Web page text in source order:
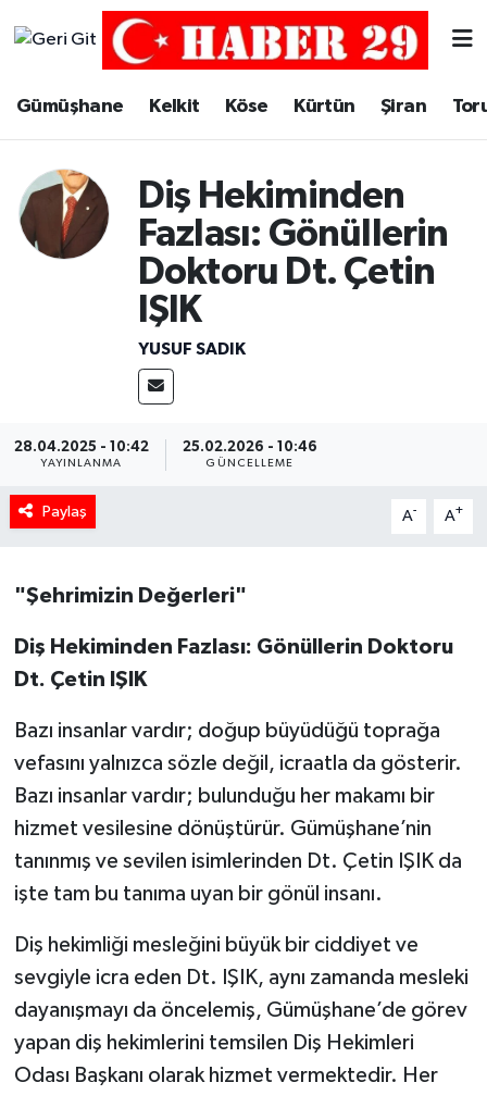
Gümüşhane Kelkit Köse Kürtün Şiran
Diş Hekiminden
Fazlası: Gönüllerin
Doktoru Dt. Çetin
IŞIK
YUSUF SADIK
28.04.2025 - 10:42
YAYINLANMA
25.02.2026 - 10:46
GÜNCELLEME
Paylaş A- A+
"Şehrimizin Değerleri"
Diş Hekiminden Fazlası: Gönüllerin Doktoru
Dt. Çetin IŞIK
Bazı insanlar vardır; doğup büyüdüğü toprağa
vefasını yalnızca sözle değil, icraatla da gösterir.
Bazı insanlar vardır; bulunduğu her makamı bir
hizmet vesilesine dönüştürür. Gümüşhane’nin
tanınmış ve sevilen isimlerinden Dt. Çetin IŞIK da
işte tam bu tanıma uyan bir gönül insanı.
Diş hekimliği mesleğini büyük bir ciddiyet ve
sevgiyle icra eden Dt. IŞIK, aynı zamanda mesleki
dayanışmayı da öncelemiş, Gümüşhane’de görev
yapan diş hekimlerini temsilen Diş Hekimleri
Odası Başkanı olarak hizmet vermektedir. Her
Merkez Trafik Yoğunluk Haritası
Süper Lig Puan Durumu ve Fikstür
Tüm Manşetler
Son Dakika Haberleri
Haber Arşivi